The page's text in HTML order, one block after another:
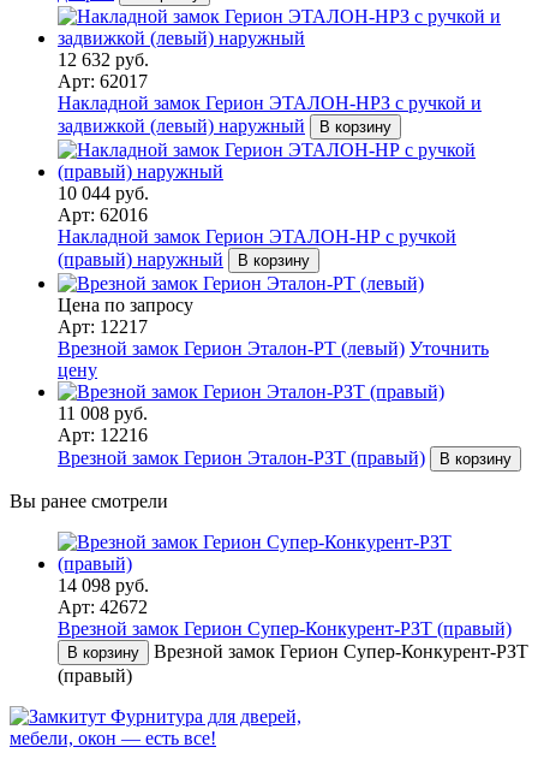
12 632 руб.
Арт: 62017
Накладной замок Герион ЭТАЛОН-НРЗ с ручкой и
задвижкой (левый) наружный
В корзину
10 044 руб.
Арт: 62016
Накладной замок Герион ЭТАЛОН-НР с ручкой
(правый) наружный
В корзину
Цена по запросу
Арт: 12217
Врезной замок Герион Эталон-РТ (левый) Уточнить
цену
11 008 руб.
Арт: 12216
Врезной замок Герион Эталон-РЗТ (правый)
В корзину
Вы ранее смотрели
14 098 руб.
Арт: 42672
Врезной замок Герион Супер-Конкурент-РЗТ (правый)
В корзину
Врезной замок Герион Супер-Конкурент-РЗТ
(правый)
Фурнитура для дверей,
мебели, окон — есть все!